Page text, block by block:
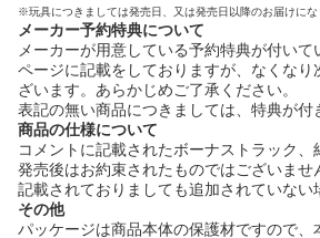
※玩具につきましては発売日、又は発売日以降のお届けにな
メーカー予約特典について
メーカーが用意している予約特典が付い
ページに記載をしておりますが、なくなり
ざいます。あらかじめご了承ください。
表記の無い商品につきましては、特典が付
商品の仕様について
コメントに記載されたボーナストラック、
発売後はお約束されたものではございませ
記載されておりましても追加されていない
その他
パッケージは商品本体の保護材ですので、